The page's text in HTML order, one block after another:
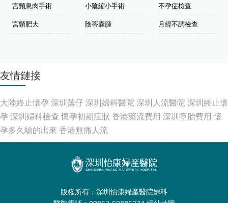
宮頸息肉手術
宮頸肥大
小陰縮小手術
陰蒂囊腫
不孕症檢查
月經不調檢查
友情鏈接
大陸終止懷孕 深圳落仔深圳婦科醫院深圳人流醫院深圳終止懷
孕 深圳婦科檢查 懷孕初期症狀 香港藥流費用 深圳墮胎費用 懷
孕多久驗的出來 香港無痛人流
版權所有：深圳怡康婦產醫院婦科